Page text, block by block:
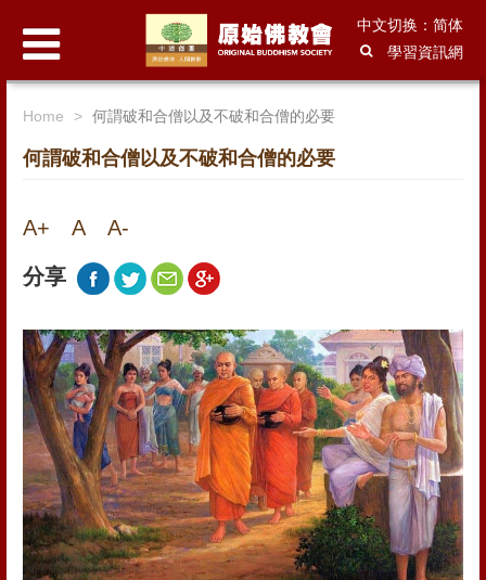
中文切换：简体
學習資訊網
Home 何謂破和合僧以及不破和合僧的必要
何謂破和合僧以及不破和合僧的必要
A+ A A-
分享